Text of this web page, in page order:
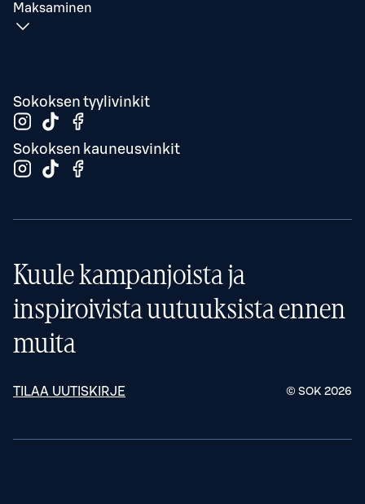
Maksaminen
Sokoksen tyylivinkit
Sokoksen kauneusvinkit
Kuule kampanjoista ja
inspiroivista uutuuksista ennen
muita
TILAA UUTISKIRJE © SOK 2026